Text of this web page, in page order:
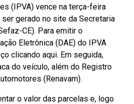
(IPVA) vence na terça-feira
gerado no site da Secretaria
CE). Para emitir o
Eletrônica (DAE) do IPVA
clicando aqui. Em seguida,
do veículo, além do Registro
(Renavam).
o valor das parcelas e, logo